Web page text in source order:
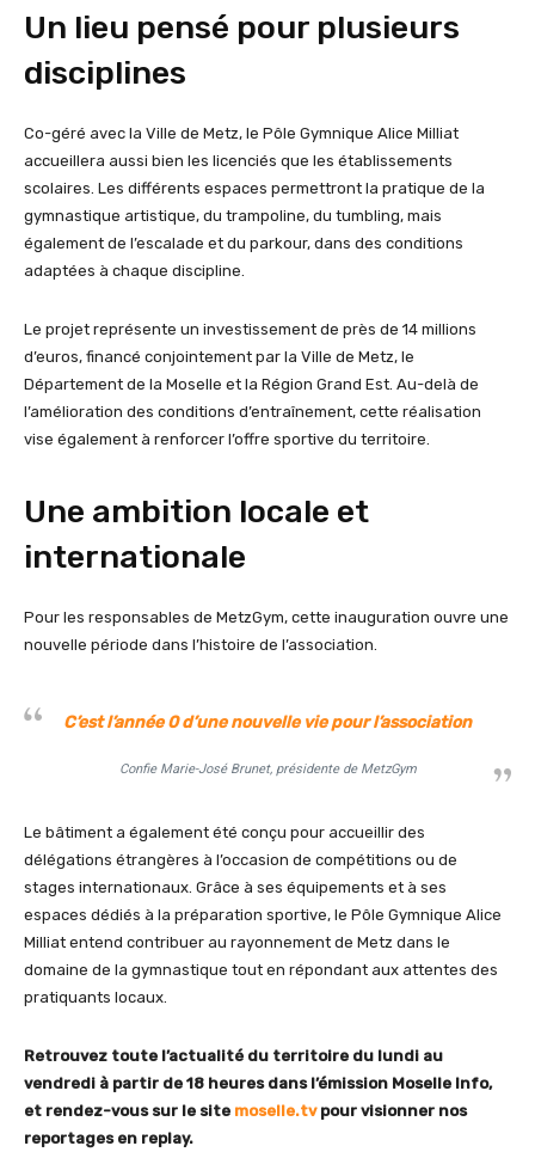
Un lieu pensé pour plusieurs
disciplines
Co-géré avec la Ville de Metz, le Pôle Gymnique Alice Milliat
accueillera aussi bien les licenciés que les établissements
scolaires. Les différents espaces permettront la pratique de la
gymnastique artistique, du trampoline, du tumbling, mais
également de l’escalade et du parkour, dans des conditions
adaptées à chaque discipline.
Le projet représente un investissement de près de 14 millions
d’euros, financé conjointement par la Ville de Metz, le
Département de la Moselle et la Région Grand Est. Au-delà de
l’amélioration des conditions d’entraînement, cette réalisation
vise également à renforcer l’offre sportive du territoire.
Une ambition locale et
internationale
Pour les responsables de MetzGym, cette inauguration ouvre une
nouvelle période dans l’histoire de l’association.
C’est l’année 0 d’une nouvelle vie pour l’association
Confie Marie-José Brunet, présidente de MetzGym
Le bâtiment a également été conçu pour accueillir des
délégations étrangères à l’occasion de compétitions ou de
stages internationaux. Grâce à ses équipements et à ses
espaces dédiés à la préparation sportive, le Pôle Gymnique Alice
Milliat entend contribuer au rayonnement de Metz dans le
domaine de la gymnastique tout en répondant aux attentes des
pratiquants locaux.
Retrouvez toute l’actualité du territoire du lundi au
vendredi à partir de 18 heures dans l’émission Moselle Info,
et rendez-vous sur le site moselle.tv pour visionner nos
reportages en replay.